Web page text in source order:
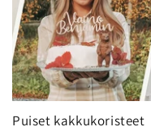
Puiset kakkukoristeet